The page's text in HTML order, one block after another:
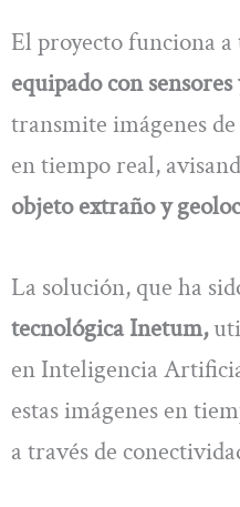
El proyecto funciona a
equipado con
transmite imágenes
en tiempo real,
objeto extraño y
La solución, que ha
tecnológica Inetum,
en Inteligencia
estas imágenes en
a través de